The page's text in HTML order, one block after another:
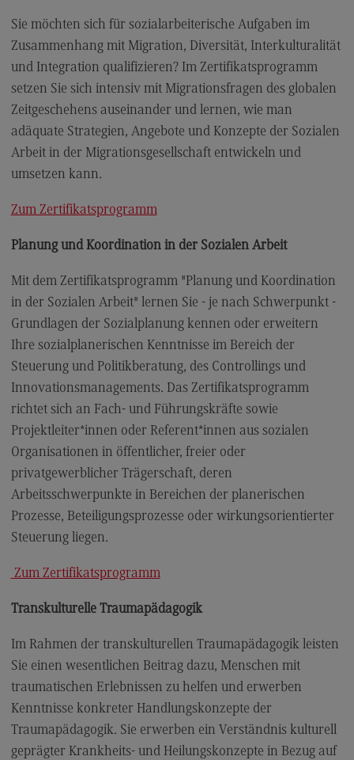
Sie möchten sich für sozialarbeiterische Aufgaben im
Zusammenhang mit Migration, Diversität, Interkulturalität
und Integration qualifizieren? Im Zertifikatsprogramm
setzen Sie sich intensiv mit Migrationsfragen des globalen
Zeitgeschehens auseinander und lernen, wie man
adäquate Strategien, Angebote und Konzepte der Sozialen
Arbeit in der Migrationsgesellschaft entwickeln und
umsetzen kann.
Zum Zertifikatsprogramm
Planung und Koordination in der Sozialen Arbeit
Mit dem Zertifikatsprogramm "Planung und Koordination
in der Sozialen Arbeit" lernen Sie - je nach Schwerpunkt -
Grundlagen der Sozialplanung kennen oder erweitern
Ihre sozialplanerischen Kenntnisse im Bereich der
Steuerung und Politikberatung, des Controllings und
Innovationsmanagements. Das Zertifikatsprogramm
richtet sich an Fach- und Führungskräfte sowie
Projektleiter*innen oder Referent*innen aus sozialen
Organisationen in öffentlicher, freier oder
privatgewerblicher Trägerschaft, deren
Arbeitsschwerpunkte in Bereichen der planerischen
Prozesse, Beteiligungsprozesse oder wirkungsorientierter
Steuerung liegen.
Zum Zertifikatsprogramm
Transkulturelle Traumapädagogik
Im Rahmen der transkulturellen Traumapädagogik leisten
Sie einen wesentlichen Beitrag dazu, Menschen mit
traumatischen Erlebnissen zu helfen und erwerben
Kenntnisse konkreter Handlungskonzepte der
Traumapädagogik. Sie erwerben ein Verständnis kulturell
geprägter Krankheits- und Heilungskonzepte in Bezug auf